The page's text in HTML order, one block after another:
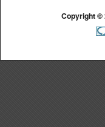
Copyright ©